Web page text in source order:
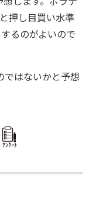
押し目買い水準
るのがよいので
ではないかと予想
ｱﾝｹｰﾄ